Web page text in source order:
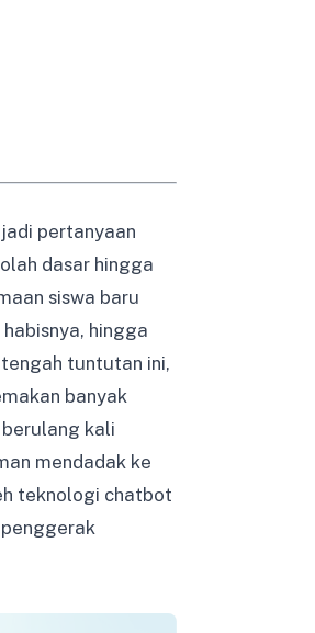
pertanyaan
dasar hingga
siswa baru
hingga
tuntutan ini,
banyak
kali
mendadak ke
teknologi chatbot